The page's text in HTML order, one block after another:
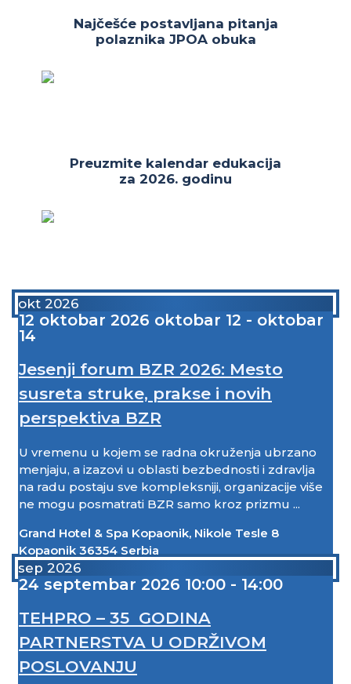
Najčešće postavljana pitanja
polaznika JPOA obuka
Preuzmite kalendar edukacija
za 2026. godinu
okt 2026
12 oktobar 2026 oktobar 12 - oktobar
14
Jesenji forum BZR 2026: Mesto
susreta struke, prakse i novih
perspektiva BZR
U vremenu u kojem se radna okruženja ubrzano
menjaju, a izazovi u oblasti bezbednosti i zdravlja
na radu postaju sve kompleksniji, organizacije više
ne mogu posmatrati BZR samo kroz prizmu ...
Grand Hotel & Spa Kopaonik, Nikole Tesle 8
Kopaonik 36354 Serbia
sep 2026
24 septembar 2026 10:00 - 14:00
TEHPRO – 35 GODINA
PARTNERSTVA U ODRŽIVOM
POSLOVANJU